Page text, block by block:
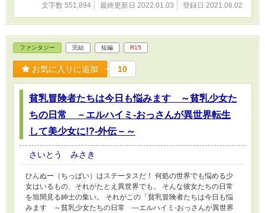
文字数 551,894 最終更新日 2022.01.03 登録日 2021.06.02
ファンタジー 完結 短編 R15
お気に入りに追加 10
貧乳冒険者たちは今日も悩みます ～貧乳少女た
ちの日常 －エルハイミ-おっさんが異世界転生
して美少女に!?‐外伝－～
さいとう みさき
ひんぬー（ちっぱい）はステータスだ！ 何処の世界でも悩める少
女はいるもの、それがたとえ異世界でも。 そんな彼女たちの日常
を垣間見る紳士の集い。 それがこの「貧乳冒険者たちは今日も悩
みます ～貧乳少女たちの日常 ―エルハイミ-おっさんが異世界